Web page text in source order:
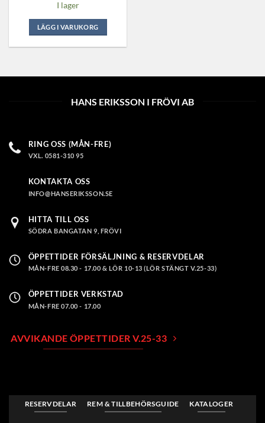
I lager
LÄGG I VARUKORG
HANS ERIKSSON I FRÖVI AB
RING OSS (MÅN-FRE)
VXL. 0581-310 95
KONTAKTA OSS
INFO@HANSERIKSSON.SE
HITTA TILL OSS
SÖDRA BANGATAN 9, FRÖVI
ÖPPETTIDER FÖRSÄLJNING & RESERVDELAR
MÅN-FRE 08.30 - 17.00 & LÖR 10-13 (LÖR STÄNGT V.25-33)
ÖPPETTIDER VERKSTAD
MÅN-FRE 07.00 - 17.00
AVVIKANDE ÖPPETTIDER V.25-33
RESERVDELAR REM & TILLBEHÖRSGUIDE KATALOGER